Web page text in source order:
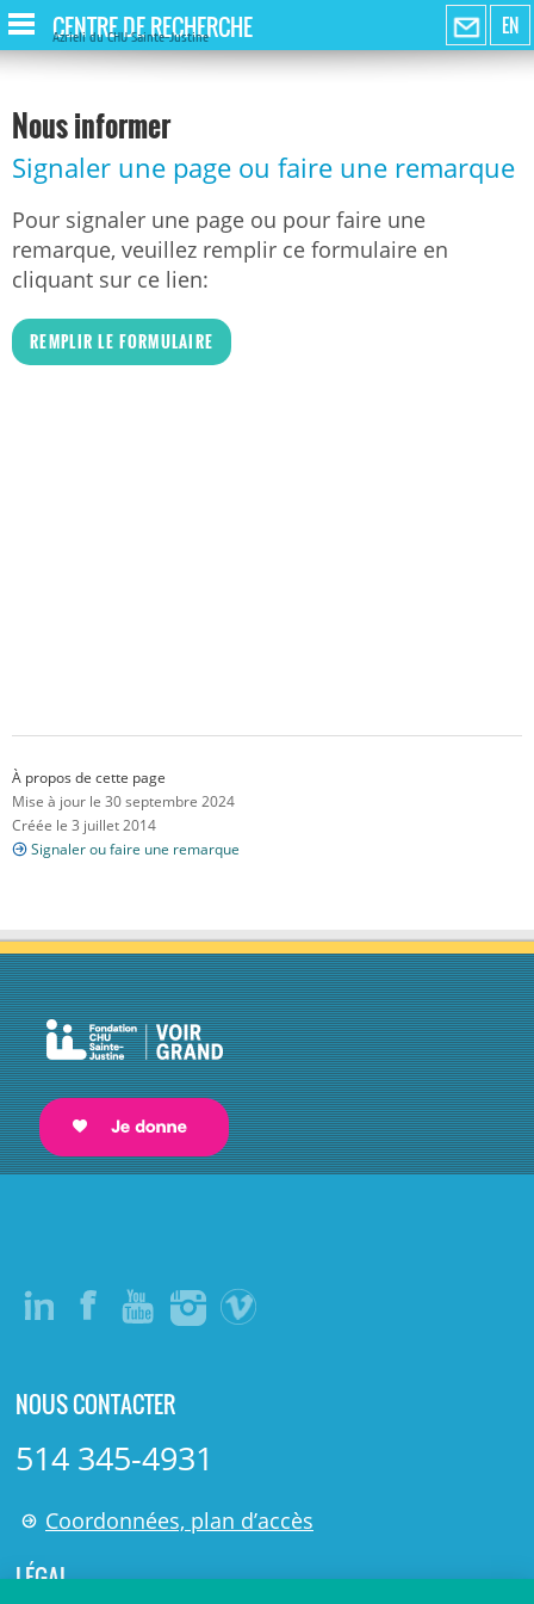
EN
CENTRE DE RECHERCHE
Azrieli du CHU Sainte-Justine
Nous informer
Signaler une page ou faire une remarque
Pour signaler une page ou pour faire une
remarque, veuillez remplir ce formulaire en
cliquant sur ce lien:
REMPLIR LE FORMULAIRE
À propos de cette page
Mise à jour le 30 septembre 2024
Créée le 3 juillet 2014
Signaler ou faire une remarque
NOUS CONTACTER
514 345-4931
Coordonnées, plan d’accès
LÉGAL